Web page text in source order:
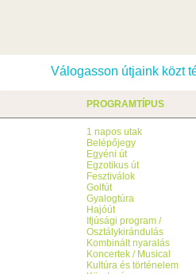
Válogasson útjaink közt
PROGRAMTÍPUS
1 napos utak
Belépőjegy
Egyéni út
Egzotikus út
Fesztiválok
Golfút
Gyalogtúra
Hajóút
Ifjúsági program /
Osztálykirándulás
Kombinált nyaralás
Koncertek / Musical
Kultúra és történelem